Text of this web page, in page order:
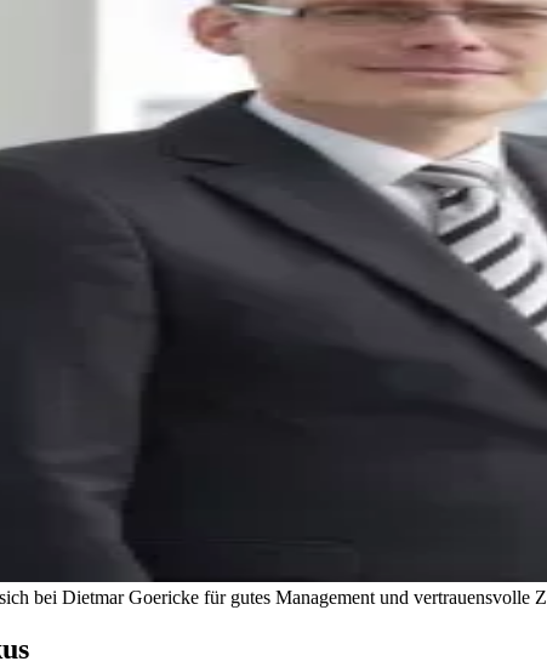
bei Dietmar Goericke für gutes Management und vertrauensvolle